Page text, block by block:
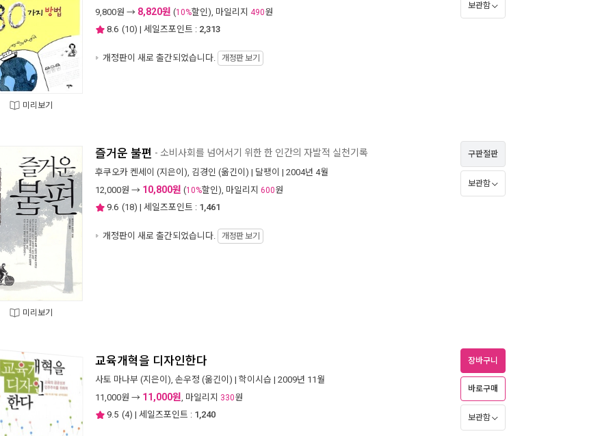
미리보기
9,800원 → 8,820원 (10%할인), 마일리지 490원
8.6 (10) | 세일즈포인트 : 2,313
개정판이 새로 출간되었습니다. 개정판 보기
보관함
미리보기
즐거운 불편 - 소비사회를 넘어서기 위한 한 인간의 자발적 실천기록
후쿠오카 켄세이 (지은이), 김경인 (옮긴이) | 달팽이 | 2004년 4월
12,000원 → 10,800원 (10%할인), 마일리지 600원
9.6 (18) | 세일즈포인트 : 1,461
개정판이 새로 출간되었습니다. 개정판 보기
구판절판
보관함
교육개혁을 디자인한다
사토 마나부 (지은이), 손우정 (옮긴이) | 학이시습 | 2009년 11월
11,000원 → 11,000원, 마일리지 330원
9.5 (4) | 세일즈포인트 : 1,240
장바구니
바로구매
보관함